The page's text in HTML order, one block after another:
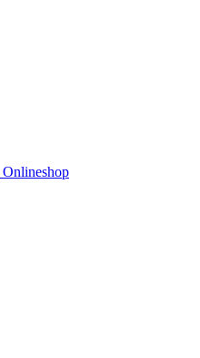
Onlineshop